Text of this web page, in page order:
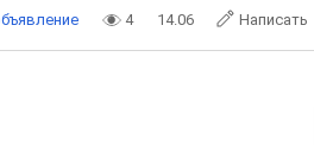
4 14.06 Написать